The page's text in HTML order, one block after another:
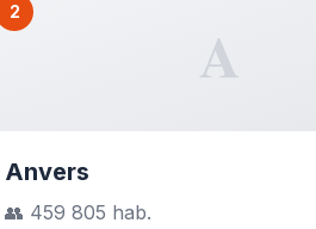
2
A
Anvers
👥 459 805 hab.